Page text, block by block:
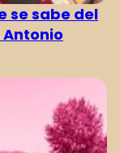
se sabe del